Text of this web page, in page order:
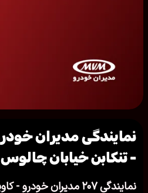
- تنكابن خیابان چالوس
نمایندگی ۲۰۷ مدیران خودرو - کاویانی در تنكابن